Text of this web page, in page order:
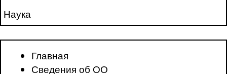
Наука
Главная
Сведения об ОО